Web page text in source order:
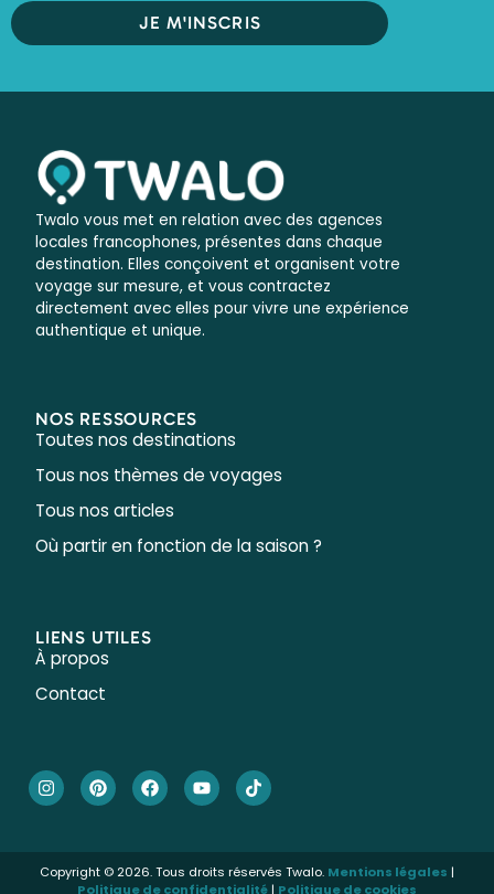
JE M'INSCRIS
Twalo vous met en relation avec des agences
locales francophones, présentes dans chaque
destination. Elles conçoivent et organisent votre
voyage sur mesure, et vous contractez
directement avec elles pour vivre une expérience
authentique et unique.
NOS RESSOURCES
Toutes nos destinations
Tous nos thèmes de voyages
Tous nos articles
Où partir en fonction de la saison ?
LIENS UTILES
À propos
Contact
Copyright © 2026. Tous droits réservés Twalo. Mentions légales |
Politique de confidentialité| Politique de cookies